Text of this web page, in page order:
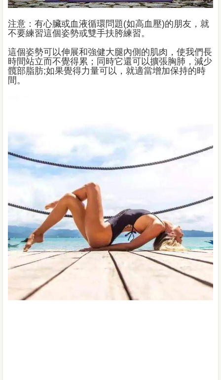
注意：有心臟或血液循環問題(如高血壓)的朋友，就
不要練習這個姿勢或雙手扶胯練習。
這個姿勢可以伸展和強健大腿內側的肌肉，使我們長
時間站立而不覺得累；同時它還可以擴張胸肺，減少
髖部脂肪;如果覺得力量可以，就適當增加保持的時
間。